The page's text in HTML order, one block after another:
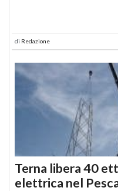
di Redazione
Terna libera 40
elettrica nel